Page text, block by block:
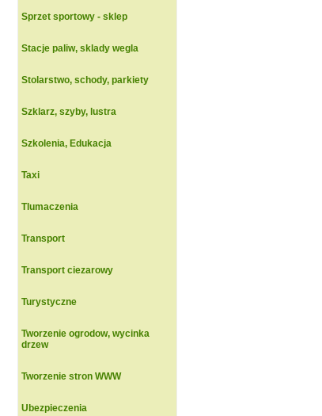
Sprzet sportowy - sklep
Stacje paliw, sklady wegla
Stolarstwo, schody, parkiety
Szklarz, szyby, lustra
Szkolenia, Edukacja
Taxi
Tlumaczenia
Transport
Transport ciezarowy
Turystyczne
Tworzenie ogrodow, wycinka
drzew
Tworzenie stron WWW
Ubezpieczenia